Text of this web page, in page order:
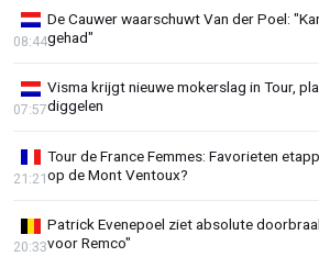
De Cauwer waarschuwt Van der Poel:
gehad"
08:44
Visma krijgt nieuwe mokerslag in Tour,
diggelen
07:57
Tour de France Femmes: Favorieten
op de Mont Ventoux?
21:21
Patrick Evenepoel ziet absolute
voor Remco"
20:33